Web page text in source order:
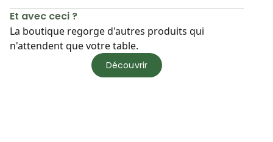
Et avec ceci ?
La boutique regorge d'autres produits qui
n'attendent que votre table.
Découvrir